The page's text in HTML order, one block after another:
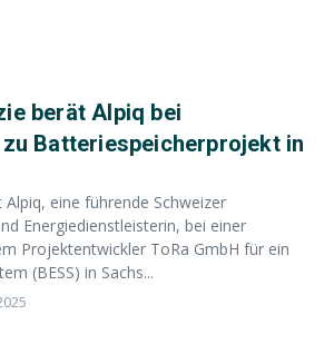
berät Alpiq bei
Batteriespeicherprojekt in
eine führende Schweizer
Energiedienstleisterin, bei einer
Projektentwickler ToRa GmbH für ein
(BESS) in Sachs...